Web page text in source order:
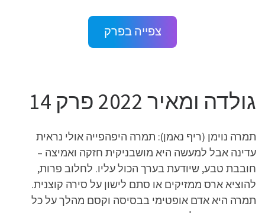
צפייה בפרק
גולדה ומאיר 2022 פרק 14
תמרה נוימן (ריף נאמן): תמרה היפהפייה אולי נראית
עדינה אבל למעשה היא מושבניקית חזקה ואמיצה –
חובבת טבע, שיודעת בערך הכול עליו. לחלוב פרות,
להוציא ארס ממזיקים או סתם לישון על סירה קוצנית.
תמרה היא אדם אופטימי בבסיסה וקסם מהלך על כל